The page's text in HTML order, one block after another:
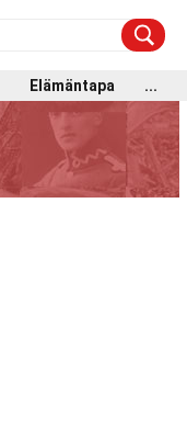
Elämäntapa
...